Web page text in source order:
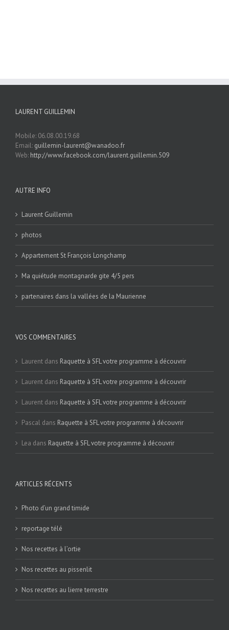
LAURENT GUILLEMIN
Mobile: 06.08.00.19.68
Email: guillemin-laurent@wanadoo.fr
Web: http://www.facebook.com/laurent.guillemin.509
AUTRE INFO
Laurent Guillemin
photos
Appartement St François Longchamp
Ma quiétude montagnarde gite 4/5 pers
partenaires dans la vallées de la Maurienne
VOS COMMENTAIRES
Laurent dans Raquette à SFL votre programme à découvrir
Laurent dans Raquette à SFL votre programme à découvrir
Laurent dans Raquette à SFL votre programme à découvrir
Pascal dans Raquette à SFL votre programme à découvrir
Lea dans Raquette à SFL votre programme à découvrir
ARTICLES RÉCENTS
Photo d’un grand timide
reportage télé
Nos recettes à l’ortie
Nos recettes au pissenlit
Nos recettes au lierre terrestre